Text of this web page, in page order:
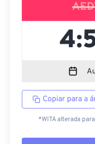
Copiar para a
*WITA alterada